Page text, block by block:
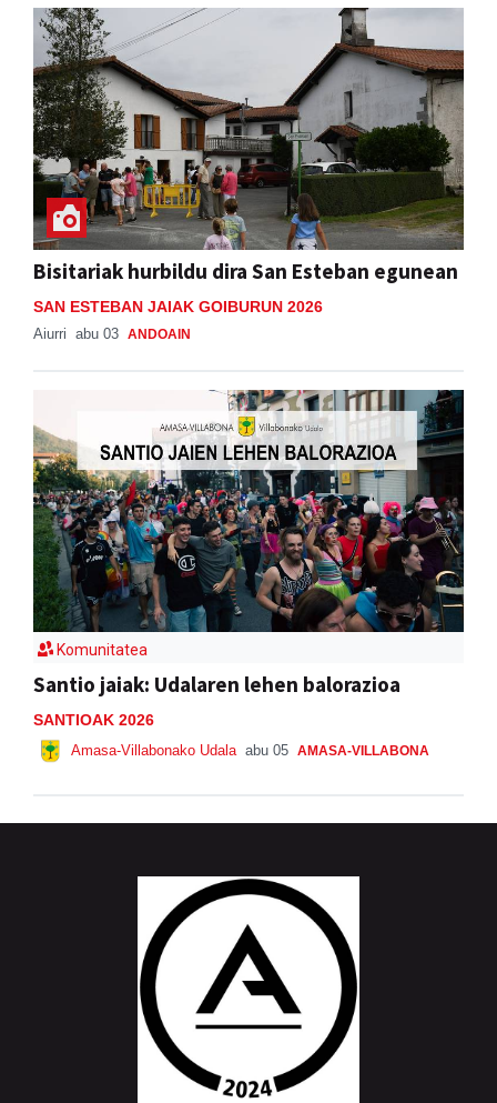
Bisitariak hurbildu dira San Esteban egunean
SAN ESTEBAN JAIAK GOIBURUN 2026
Aiurri abu 03 ANDOAIN
Komunitatea
Santio jaiak: Udalaren lehen balorazioa
SANTIOAK 2026
Amasa-Villabonako Udala abu 05 AMASA-VILLABONA